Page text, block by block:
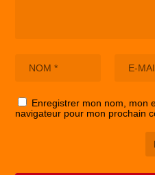
Enregistrer mon nom, mon
navigateur pour mon prochain